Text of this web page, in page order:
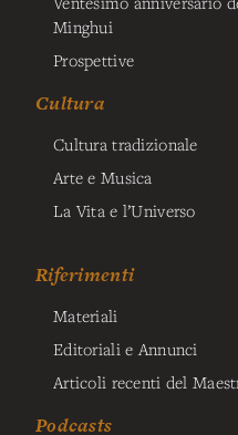
Minghui
Prospettive
Cultura
Cultura tradizionale
Arte e Musica
La Vita e l’Universo
Riferimenti
Materiali
Editoriali e Annunci
Articoli recenti del
Podcasts